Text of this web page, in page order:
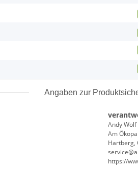
Angaben zur
Andy Wolf
Am
Hartberg,
https://